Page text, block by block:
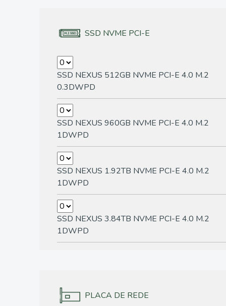
SSD NVME PCI-E
SSD NEXUS 512GB NVME PCI-E 4.0 M.2
0.3DWPD
SSD NEXUS 960GB NVME PCI-E 4.0 M.2
1DWPD
SSD NEXUS 1.92TB NVME PCI-E 4.0 M.2
1DWPD
SSD NEXUS 3.84TB NVME PCI-E 4.0 M.2
1DWPD
PLACA DE REDE